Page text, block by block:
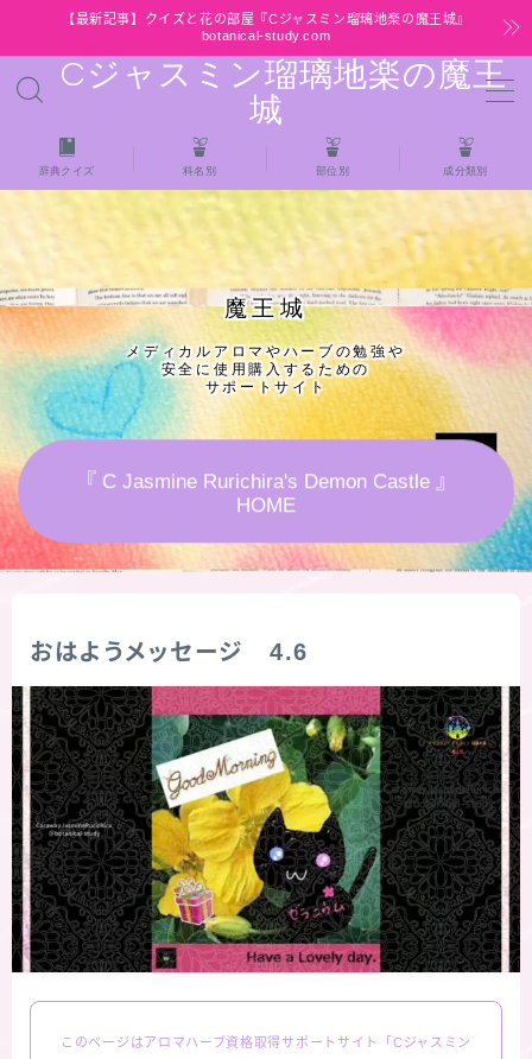
【最新記事】クイズと花の部屋『Cジャスミン瑠璃地楽の魔王城』
botanical-study.com
Cジャスミン瑠璃地楽の魔王
城
MENU
HOME
【最新】クイズと花の部屋
★全種/アロマハーブスパイス基材 プチ辞典ク
イズ＆プチ辞典
★アロマ検定＋αクイズ
★アロマハーブ傾向チェック
秘密部屋
お知らせ
公式ウェブサイト『Botanical Study』
Cジャスミン瑠璃地楽の主な活動先リンク集
プロフィール
おすすめ商品＆レビュー
辞典クイズ 科名別 部位別 成分類別
魔王城
メディカルアロマやハーブの勉強や
安全に使用購入するための
サポートサイト
『 C Jasmine Rurichira's Demon Castle 』
HOME
おはようメッセージ 4.6
このページはアロマハーブ資格取得サポートサイト「Cジャスミン